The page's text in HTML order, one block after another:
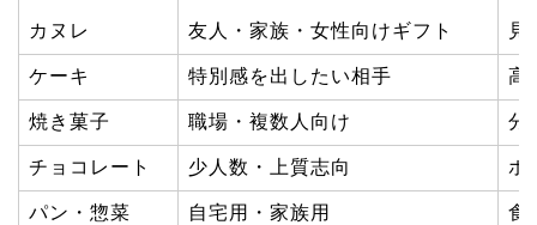
カヌレ 友人・家族・女性向けギフト 見
ケーキ 特別感を出したい相手 高
焼き菓子 職場・複数人向け 分
チョコレート 少人数・上質志向 ホ
パン・惣菜 自宅用・家族用 食